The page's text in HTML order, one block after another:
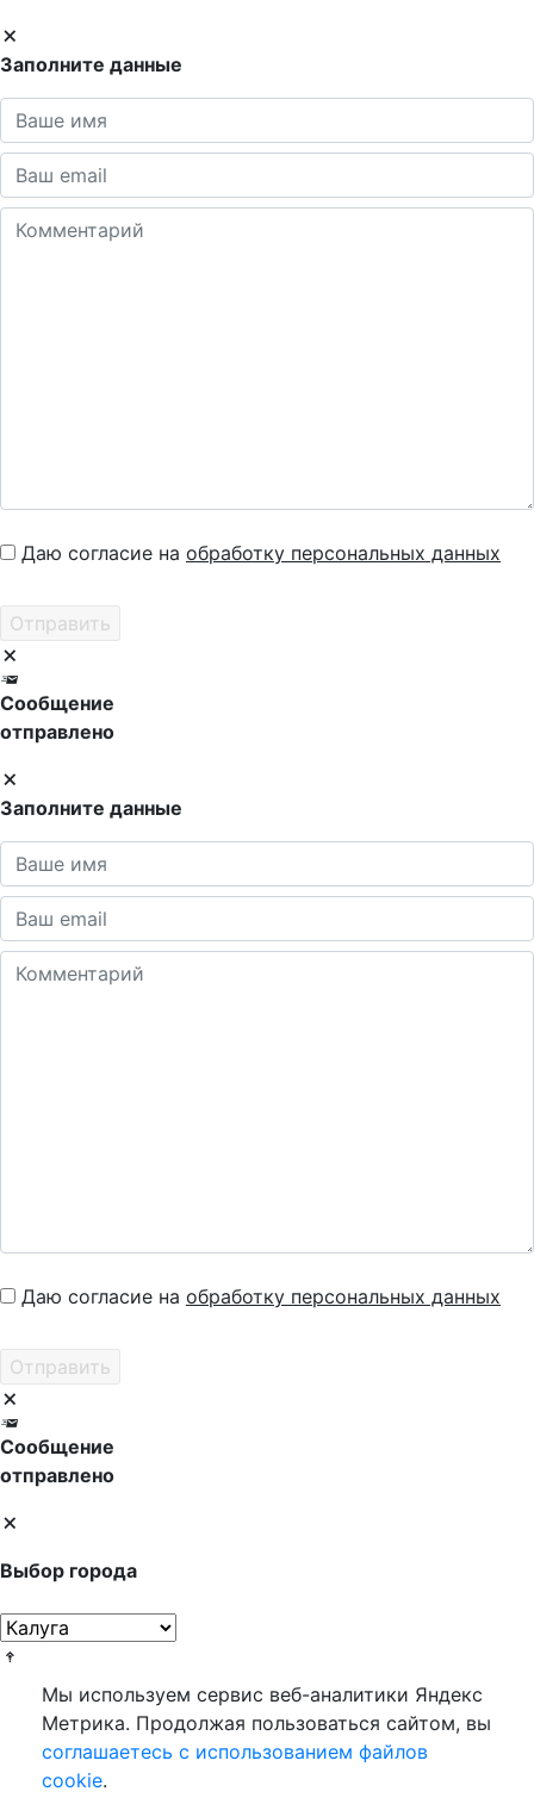
Заполните данные
Даю согласие на обработку персональных данных
Сообщение
отправлено
Заполните данные
Даю согласие на обработку персональных данных
Сообщение
отправлено
Выбор города
Мы используем сервис веб-аналитики Яндекс
Метрика. Продолжая пользоваться сайтом, вы
соглашаетесь с использованием файлов
cookie.